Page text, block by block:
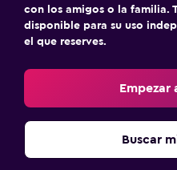
con los amigos o la familia.
disponible para su uso
el que reserves.
Empezar
Buscar